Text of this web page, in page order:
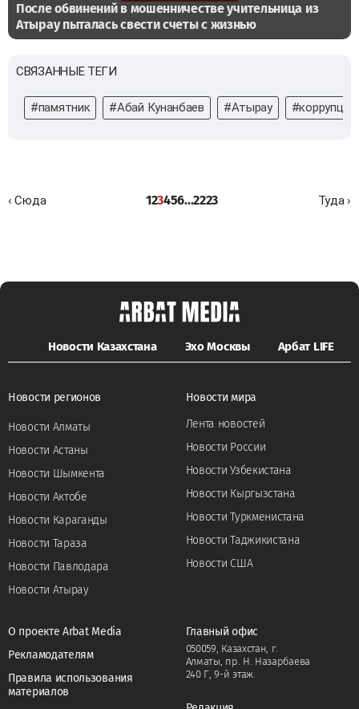
После обвинений в мошенничестве учительница из
Атырау пыталась свести счеты с жизнью
СВЯЗАННЫЕ ТЕГИ
#памятник #Абай Кунанбаев #Атырау #коррупция
‹ Сюда 123456...2223 Туда ›
Новости Казахстана Эхо Москвы Арбат LIFE
Новости регионов
Новости Алматы
Новости Астаны
Новости Шымкента
Новости Актобе
Новости Караганды
Новости Тараза
Новости Павлодара
Новости Атырау
Новости мира
Лента новостей
Новости России
Новости Узбекистана
Новости Кыргызстана
Новости Туркменистана
Новости Таджикистана
Новости США
О проекте Arbat Media
Рекламодателям
Правила использования
материалов
Главный офис
050059, Казахстан, г.
Алматы, пр. Н. Назарбаева
240 Г, 9-й этаж.